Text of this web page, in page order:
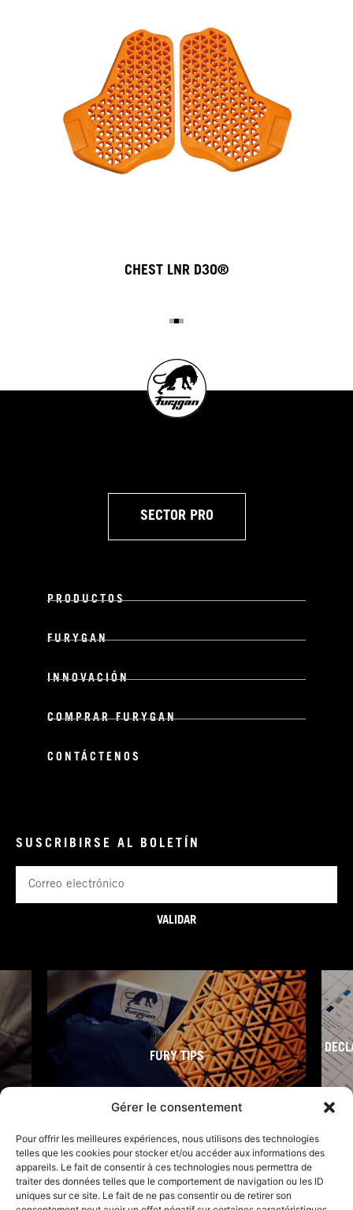
Gérer le consentement
Pour offrir les meilleures expériences, nous utilisons des technologies
telles que les cookies pour stocker et/ou accéder aux informations des
appareils. Le fait de consentir à ces technologies nous permettra de
traiter des données telles que le comportement de navigation ou les ID
uniques sur ce site. Le fait de ne pas consentir ou de retirer son
CHEST LNR D3O®
SECTOR PRO
PRODUCTOS
FURYGAN
INNOVACIÓN
COMPRAR FURYGAN
CONTÁCTENOS
SUSCRIBIRSE AL BOLETÍN
VALIDAR
FURY TIPS